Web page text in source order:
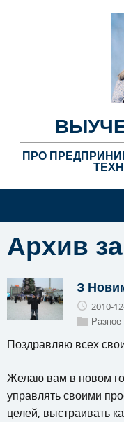
ПРО
Архив
З
2010-
Разное
Поздравляю всех
Желаю вам в новом
управлять своими
целей, выстраивать